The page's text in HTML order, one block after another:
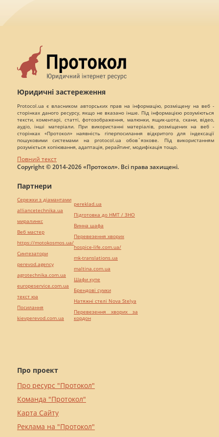
Юридичні застереження
Protocol.ua є власником авторських прав на інформацію, розміщену на веб -
сторінках даного ресурсу, якщо не вказано інше. Під інформацією розуміються
тексти, коментарі, статті, фотозображення, малюнки, ящик-шота, скани, відео,
аудіо, інші матеріали. При використанні матеріалів, розміщених на веб -
сторінках «Протокол» наявність гіперпосилання відкритого для індексації
пошуковими системами на protocol.ua обов`язкове. Під використанням
розуміється копіювання, адаптація, рерайтинг, модифікація тощо.
Повний текст
Copyright © 2014-2026 «Протокол». Всі права захищені.
Про проект
Про ресурс "Протокол"
Команда "Протокол"
Карта Сайту
Реклама на "Протокол"
Партнери
Сережки з діамантами
alliancetechnika.ua
миралинкс
Веб мастер
https://motokosmos.ua/
Синтезатори
perevod.agency
agrotechnika.com.ua
europeservice.com.ua
текст юа
Посилання
kievperevod.com.ua
pereklad.ua
Підготовка до НМТ / ЗНО
Винна шафа
Перевезення хворих
hospice-life.com.ua/
mk-translations.ua
maltina.com.ua
Шафи купе
Брендові сумки
Натяжні стелі Nova Stelya
Перевезення хворих за
кордон